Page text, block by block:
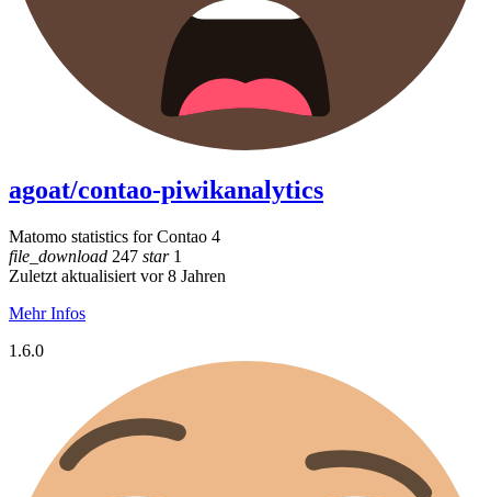
agoat/contao-piwikanalytics
Matomo statistics for Contao 4
file_download 247 star1
Zuletzt aktualisiert vor 8 Jahren
Mehr Infos
1.6.0